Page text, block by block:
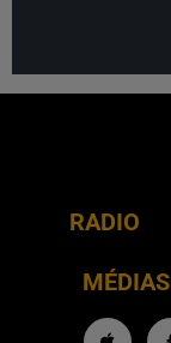
RADIO
MÉDIAS